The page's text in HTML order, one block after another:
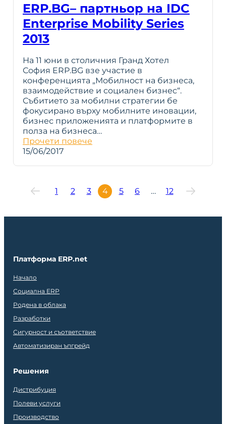
ERP.BG– партньор на IDC
Enterprise Mobility Series
2013
На 11 юни в столичния Гранд Хотел
София ERP.BG взе участие в
конференцията „Мобилност на бизнеса,
взаимодействие и социален бизнес“.
Събитието за мобилни стратегии бе
фокусирано върху мобилните иновации,
бизнес приложенията и платформите в
полза на бизнеса…
Прочети повече
15/06/2017
1 2 3 4 5 6 … 12
Платформа ERP.net
Начало
Социална ERP
Родена в облака
Разработки
Сигурност и съответствие
Автоматизиран ъпгрейд
Решения
Дистрибуция
Полеви услуги
Производство